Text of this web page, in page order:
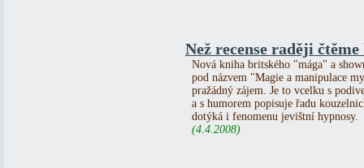
Než recense raději
Nová kniha britského "mága" a
pod názvem "Magie a manipulace
pražádný zájem. Je to vcelku s
a s humorem popisuje řadu
dotýká i fenomenu jevištní hypnosy.
(4.4.2008)